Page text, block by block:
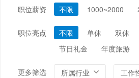
职位薪资 不限 1000~2000
职位亮点 不限 单休 双休
节日礼金
年度旅游
更多筛选 所属行业 工作